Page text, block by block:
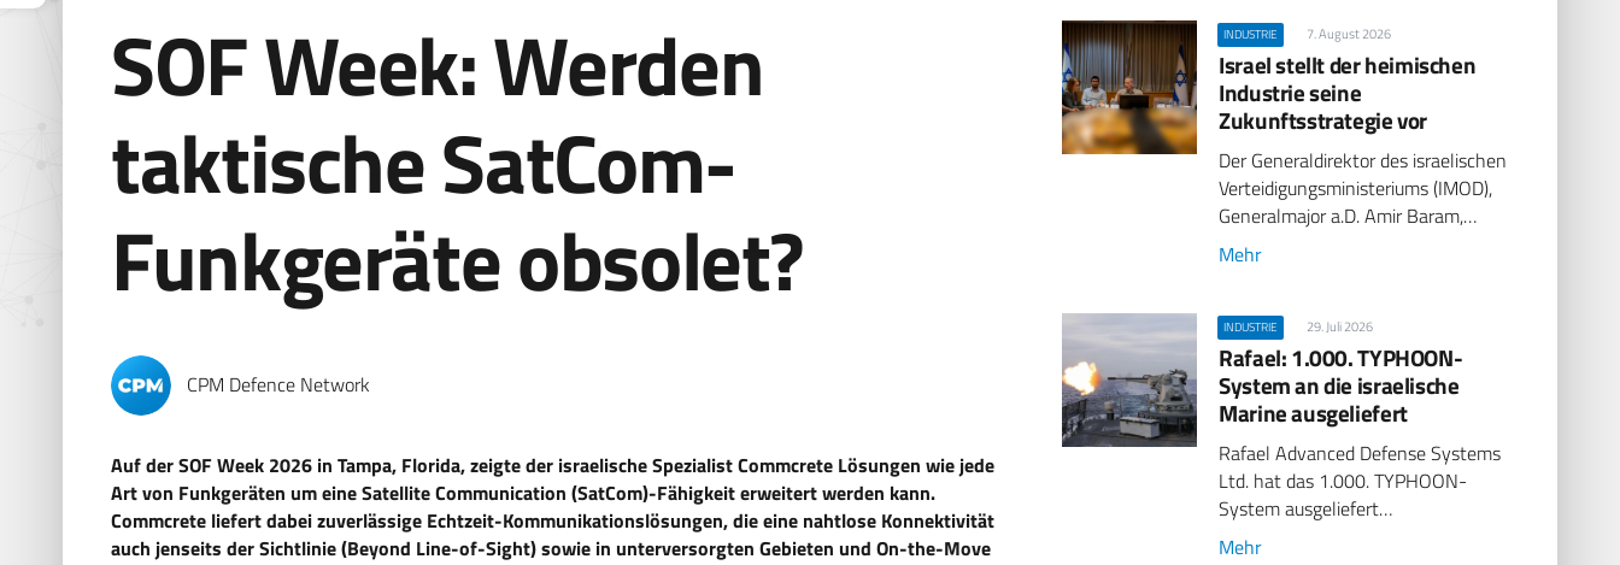
SOF Week: Werden
taktische SatCom-
Funkgeräte obsolet?
CPM Defence Network
Auf der SOF Week 2026 in Tampa, Florida, zeigte der israelische Spezialist Commcrete Lösungen wie jede
Art von Funkgeräten um eine Satellite Communication (SatCom)-Fähigkeit erweitert werden kann.
Commcrete liefert dabei zuverlässige Echtzeit-Kommunikationslösungen, die eine nahtlose Konnektivität
auch jenseits der Sichtlinie (Beyond Line-of-Sight) sowie in unterversorgten Gebieten und On-the-Move
INDUSTRIE 7. August 2026
Israel stellt der heimischen
Industrie seine
Zukunftsstrategie vor
Der Generaldirektor des israelischen
Verteidigungsministeriums (IMOD),
Generalmajor a.D. Amir Baram,…
Mehr
INDUSTRIE 29. Juli 2026
Rafael: 1.000. TYPHOON-
System an die israelische
Marine ausgeliefert
Rafael Advanced Defense Systems
Ltd. hat das 1.000. TYPHOON-
System ausgeliefert…
Mehr